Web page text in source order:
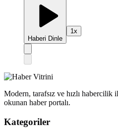
Haberi Dinle
1x
Modern, tarafsız ve hızlı
okunan haber portalı.
Kategoriler